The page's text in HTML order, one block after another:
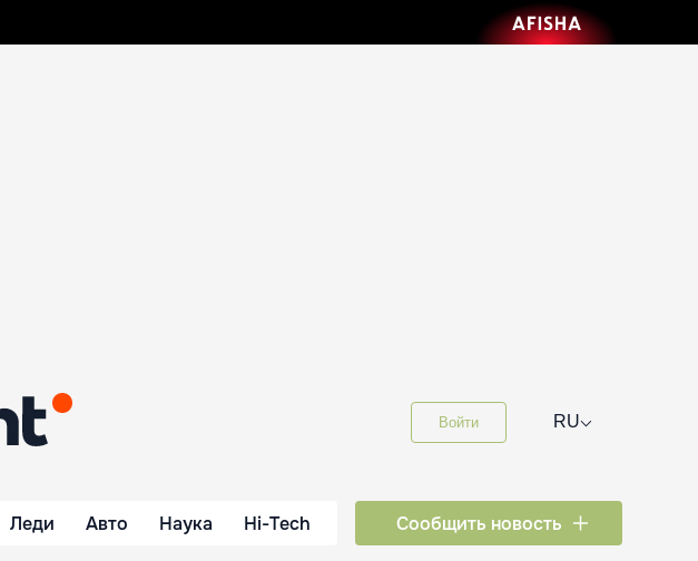
Войти RU⌵
Леди Авто Наука Hi-Tech Сообщить новость